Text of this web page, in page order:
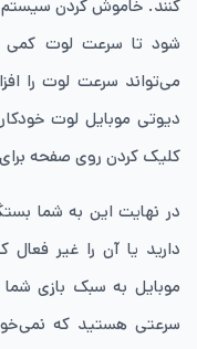
کنند. خاموش کردن
شود تا سرعت لوت کمی
می‌تواند سرعت لوت را
دیوتی موبایل لوت
کلیک کردن روی صفحه برای
در نهایت این به شما
دارید یا آن را غیر
موبایل به سبک بازی
سرعتی هستید که